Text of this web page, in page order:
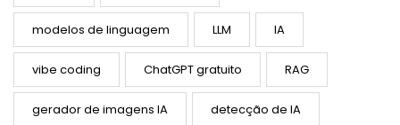
modelos de linguagem LLM IA
vibe coding ChatGPT gratuito RAG
gerador de imagens IA detecção de IA